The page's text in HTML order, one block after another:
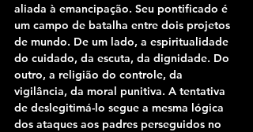
aliada à emancipação. Seu pontificado é
um campo de batalha entre dois projetos
de mundo. De um lado, a espiritualidade
do cuidado, da escuta, da dignidade. Do
outro, a religião do controle, da
vigilância, da moral punitiva. A tentativa
de deslegitimá-lo segue a mesma lógica
dos ataques aos padres perseguidos no